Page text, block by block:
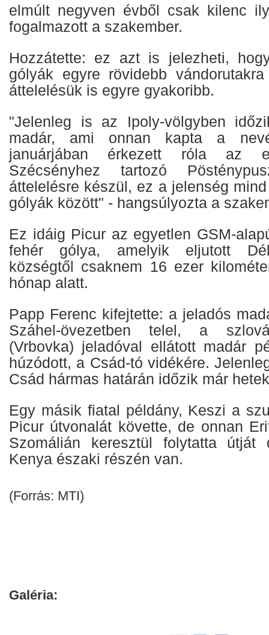
elmúlt negyven évből csak kilenc
fogalmazott a szakember.
Hozzátette: ez azt is jelezheti,
gólyák egyre rövidebb
áttelelésük is egyre gyakoribb.
"Jelenleg is az Ipoly-völgyben
madár, ami onnan kapta a
januárjában érkezett róla az
Szécsényhez tartozó
áttelelésre készül, ez a jelenség
gólyák között" - hangsúlyozta a
Ez idáig Picur az egyetlen GSM-
fehér gólya, amelyik eljutott
községtől csaknem 16 ezer
hónap alatt.
Papp Ferenc kifejtette: a jeladós
Száhel-övezetben telel, a
(Vrbovka) jeladóval ellátott madár
húzódott, a Csád-tó vidékére.
Csád hármas határán időzik már
Egy másik fiatal példány, Keszi a
Picur útvonalát követte, de onnan
Szomálián keresztül folytatta útját
Kenya északi részén van.
(Forrás: MTI)
Galéria: